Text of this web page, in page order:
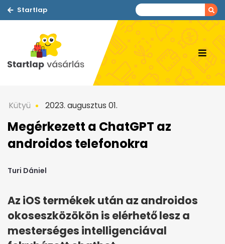
Startlap
Kütyü 2023. augusztus 01.
Megérkezett a ChatGPT az
androidos telefonokra
Turi Dániel
Az iOS termékek után az androidos
okoseszközökön is elérhető lesz a
mesterséges intelligenciával